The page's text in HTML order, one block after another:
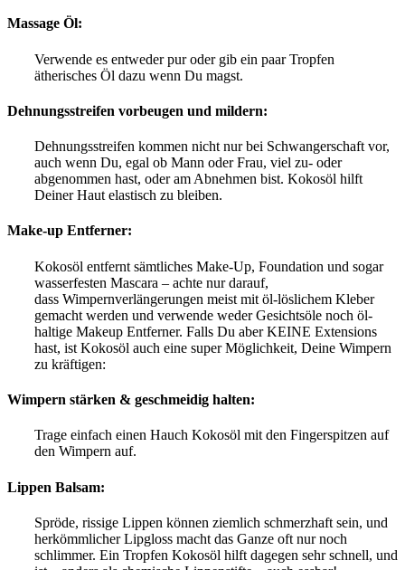
Massage Öl:
Verwende es entweder pur oder gib ein paar Tropfen
ätherisches Öl dazu wenn Du magst.
Dehnungsstreifen vorbeugen und mildern:
Dehnungsstreifen kommen nicht nur bei Schwangerschaft vor,
auch wenn Du, egal ob Mann oder Frau, viel zu- oder
abgenommen hast, oder am Abnehmen bist. Kokosöl hilft
Deiner Haut elastisch zu bleiben.
Make-up Entferner:
Kokosöl entfernt sämtliches Make-Up, Foundation und sogar
wasserfesten Mascara – achte nur darauf,
dass Wimpernverlängerungen meist mit öl-löslichem Kleber
gemacht werden und verwende weder Gesichtsöle noch öl-
haltige Makeup Entferner. Falls Du aber KEINE Extensions
hast, ist Kokosöl auch eine super Möglichkeit, Deine Wimpern
zu kräftigen:
Wimpern stärken & geschmeidig halten:
Trage einfach einen Hauch Kokosöl mit den Fingerspitzen auf
den Wimpern auf.
Lippen Balsam:
Spröde, rissige Lippen können ziemlich schmerzhaft sein, und
herkömmlicher Lipgloss macht das Ganze oft nur noch
schlimmer. Ein Tropfen Kokosöl hilft dagegen sehr schnell, und